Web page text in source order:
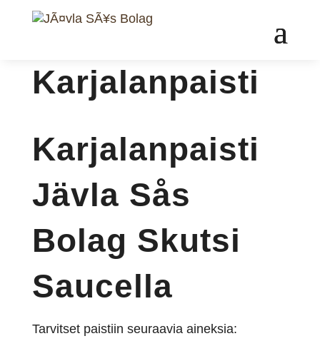
Karjalanpaisti
Karjalanpaisti
Jävla Sås
Bolag Skutsi
Saucella
Tarvitset paistiin seuraavia aineksia: